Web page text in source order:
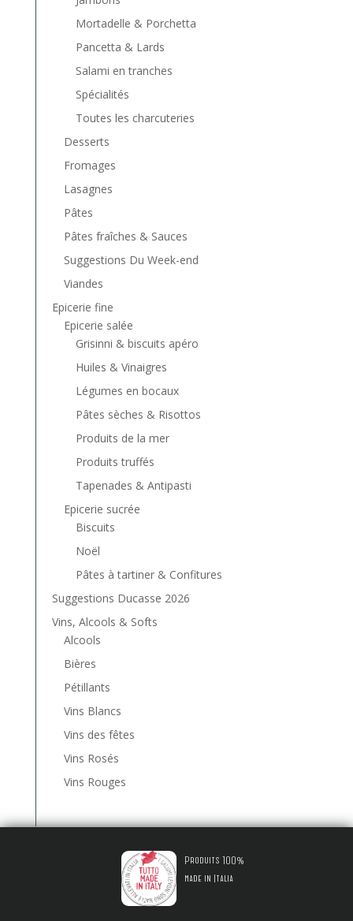
Mortadelle & Porchetta
Pancetta & Lards
Salami en tranches
Spécialités
Toutes les charcuteries
Desserts
Fromages
Lasagnes
Pâtes
Pâtes fraîches & Sauces
Suggestions Du Week-end
Viandes
Epicerie fine
Epicerie salée
Grisinni & biscuits apéro
Huiles & Vinaigres
Légumes en bocaux
Pâtes sèches & Risottos
Produits de la mer
Produits truffés
Tapenades & Antipasti
Epicerie sucrée
Biscuits
Noël
Pâtes à tartiner & Confitures
Suggestions Ducasse 2026
Vins, Alcools & Softs
Alcools
Bières
Pétillants
Vins Blancs
Vins des fêtes
Vins Rosés
Vins Rouges
Produits 100%
made in Italia